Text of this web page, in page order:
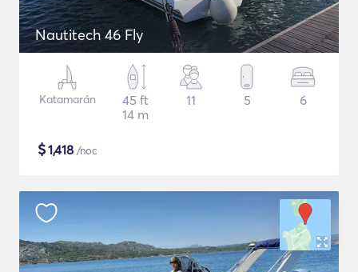
Nautitech 46 Fly
Katamarán
45 ft
14 m
11 5 6
$1,418 /noc